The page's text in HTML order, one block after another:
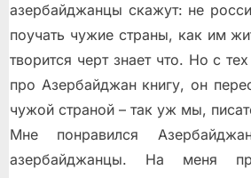
азербайджанцы скажут: не
поучать чужие страны, как им
творится черт знает что. Но с
про Азербайджан книгу, он
чужой страной – так уж мы,
Мне понравился
азербайджанцы. На меня